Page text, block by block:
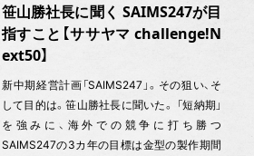
笹山勝社長に聞く SAIMS247が目
指すこと【ササヤマ challenge!N
ext50】
新中期経営計画「SAIMS247」。その狙い、そ
して目的は。笹山勝社長に聞いた。 「短納期」
を強みに、海外での競争に打ち勝つ
SAIMS247の3カ年の目標は金型の製作期間